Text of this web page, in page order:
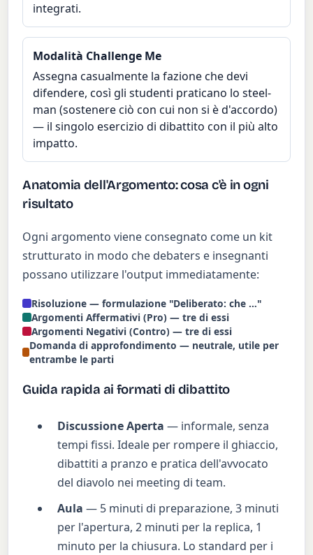
integrati.
Modalità Challenge Me
Assegna casualmente la fazione che devi
difendere, così gli studenti praticano lo steel-
man (sostenere ciò con cui non si è d'accordo)
— il singolo esercizio di dibattito con il più alto
impatto.
Anatomia dell'Argomento: cosa c'è in ogni
risultato
Ogni argomento viene consegnato come un kit
strutturato in modo che debaters e insegnanti
possano utilizzare l'output immediatamente:
Risoluzione — formulazione "Deliberato: che …"
Argomenti Affermativi (Pro) — tre di essi
Argomenti Negativi (Contro) — tre di essi
Domanda di approfondimento — neutrale, utile per
entrambe le parti
Guida rapida ai formati di dibattito
Discussione Aperta — informale, senza
tempi fissi. Ideale per rompere il ghiaccio,
dibattiti a pranzo e pratica dell'avvocato
del diavolo nei meeting di team.
Aula — 5 minuti di preparazione, 3 minuti
per l'apertura, 2 minuti per la replica, 1
minuto per la chiusura. Lo standard per i